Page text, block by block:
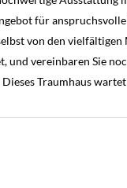
für
von den
und vereinbaren Sie
Traumhaus wartet